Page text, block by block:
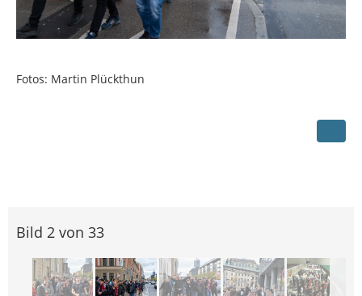
Fotos: Martin Plückthun
Bild 2 von 33